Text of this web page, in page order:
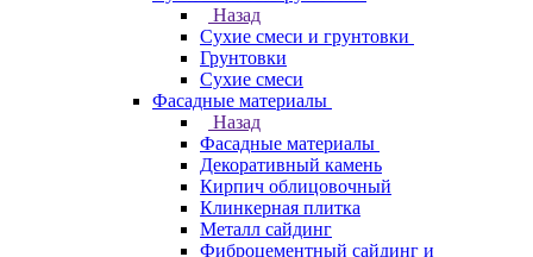
Назад
Сухие смеси и грунтовки
Грунтовки
Сухие смеси
Фасадные материалы
Назад
Фасадные материалы
Декоративный камень
Кирпич облицовочный
Клинкерная плитка
Металл сайдинг
Фиброцементный сайдинг и